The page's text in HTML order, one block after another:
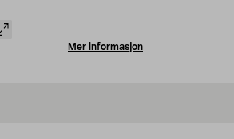
Mer informasjon